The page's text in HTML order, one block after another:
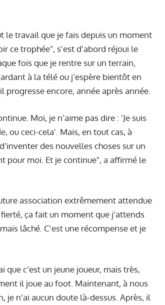
le travail que je fais depuis un moment
ce trophée", s'est d'abord réjoui le
fois que je rentre sur un terrain,
à la télé ou j’espère bientôt en
encore, année après année.
Moi, je n’aime pas dire : 'Je suis
ou ceci-cela'. Mais, en tout cas, à
des nouvelles choses sur un
pour moi. Et je continue", a affirmé le
association extrêmement attendue
ça fait un moment que j’attends
lâché. C'est une récompense et je
que c’est un jeune joueur, mais très,
il joue au foot. Maintenant, à nous
n’ai aucun doute là-dessus. Après, il